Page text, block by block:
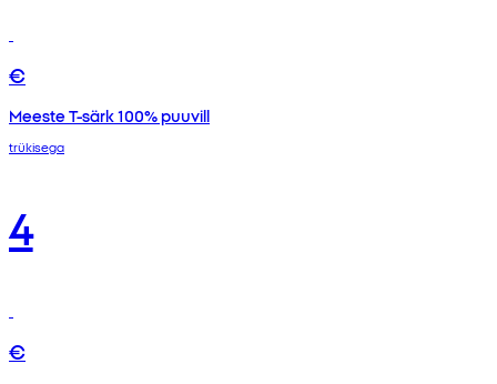
€
Meeste T-särk 100% puuvill
trükisega
4
€